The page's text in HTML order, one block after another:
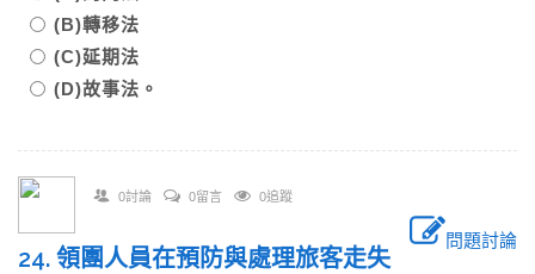
(B)轉移法
(C)延期法
(D)故事法。
0討論 0留言 0追蹤
問題討論
24. 領團人員在預防與處理旅客走失